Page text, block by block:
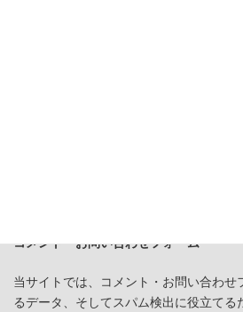
コメント・お問い合わせフォーム
当サイトでは、コメント・お問い合わせ
るデータ、そしてスパム検出に役立てる